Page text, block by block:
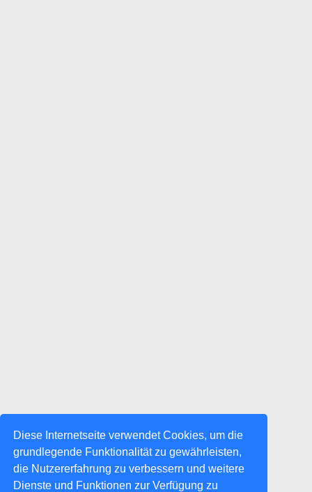
Diese Internetseite verwendet Cookies, um die
grundlegende Funktionalität zu gewährleisten,
die Nutzererfahrung zu verbessern und weitere
Dienste und Funktionen zur Verfügung zu